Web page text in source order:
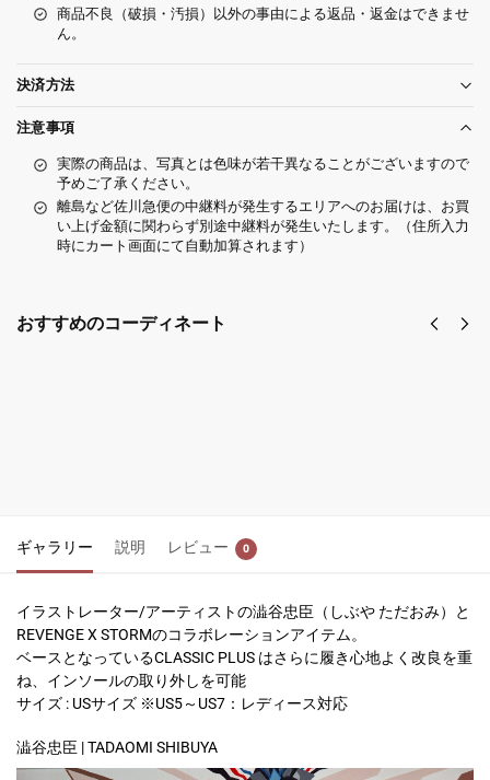
商品不良（破損・汚損）以外の事由による返品・返金はできませ
ん。
決済方法
注意事項
実際の商品は、写真とは色味が若干異なることがございますので
予めご了承ください。
離島など佐川急便の中継料が発生するエリアへのお届けは、お買
い上げ金額に関わらず別途中継料が発生いたします。（住所入力
時にカート画面にて自動加算されます）
おすすめのコーディネート
ギャラリー 説明 レビュー 0
イラストレーター/アーティストの澁谷忠臣（しぶや ただおみ）と
REVENGE X STORMのコラボレーションアイテム。
ベースとなっているCLASSIC PLUS はさらに履き心地よく改良を重
ね、インソールの取り外しを可能
サイズ : USサイズ ※US5～US7：レディース対応
澁谷忠臣 | TADAOMI SHIBUYA